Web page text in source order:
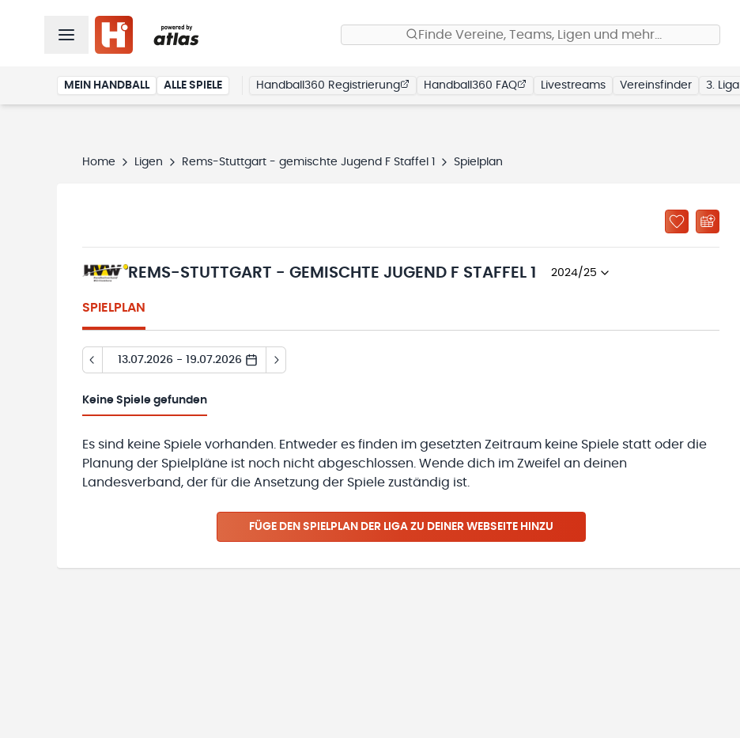
Finde Vereine, Teams, Ligen und mehr…
MEIN HANDBALL ALLE SPIELE Handball360 Registrierung Handball360 FAQ Livestreams Vereinsfinder 3. Liga
Home Ligen Rems-Stuttgart - gemischte Jugend F Staffel 1 Spielplan
REMS-STUTTGART - GEMISCHTE JUGEND F STAFFEL 1 2024/25
SPIELPLAN
13.07.2026 - 19.07.2026
Keine Spiele gefunden
Es sind keine Spiele vorhanden. Entweder es finden im gesetzten Zeitraum keine Spiele statt oder die
Planung der Spielpläne ist noch nicht abgeschlossen. Wende dich im Zweifel an deinen
Landesverband, der für die Ansetzung der Spiele zuständig ist.
FÜGE DEN SPIELPLAN DER LIGA ZU DEINER WEBSEITE HINZU